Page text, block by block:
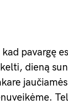
pavargę
dieną